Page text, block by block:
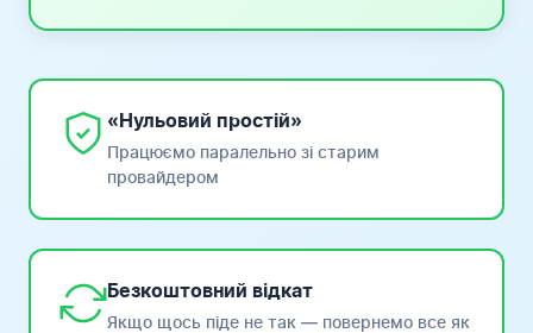
«Нульовий простій»
Працюємо паралельно зі старим
провайдером
Безкоштовний відкат
Якщо щось піде не так — повернемо все як